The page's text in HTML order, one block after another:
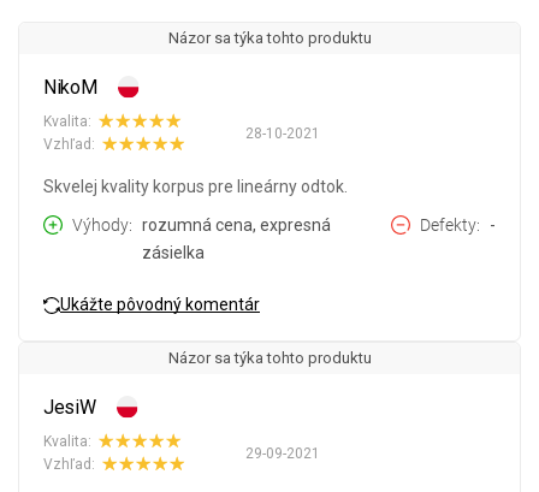
Názor sa týka tohto produktu
NikoM
28-10-2021
Kvalita:
Vzhľad:
Skvelej kvality korpus pre lineárny odtok.
Výhody
rozumná cena, expresná
zásielka
Defekty -
Ukážte pôvodný komentár
Názor sa týka tohto produktu
JesiW
29-09-2021
Kvalita:
Vzhľad: